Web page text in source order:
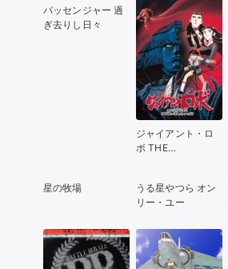
パッセンジャー 過
ぎ去りし日々
ジャイアント・ロ
ボ THE
星の牧場
うる星やつら オン
リー・ユー